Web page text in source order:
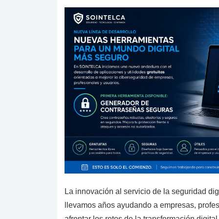
La innovación al servicio de la seguridad
llevamos años ayudando a empresas,